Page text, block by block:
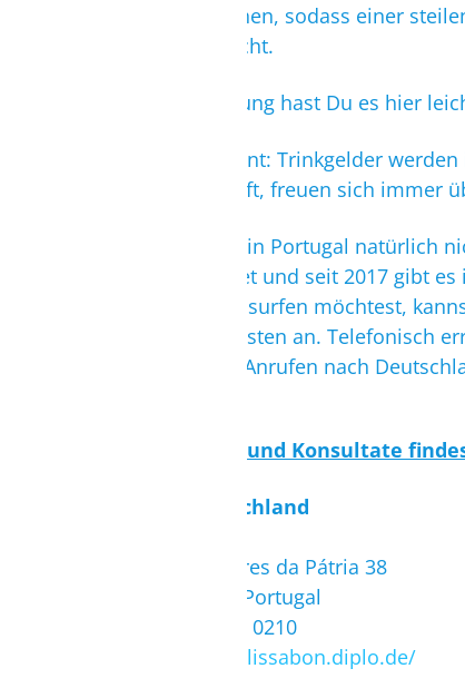
Englisch gesprochen, sodass einer
Englisch gut zurecht.
In Sachen Bezahlung hast Du es hier
Apropos Restaurant: Trinkgelder
Kitesurf-Unterkunft, freuen sich immer
Surfen kannst Du in Portugal natürlich
WLAN ausgestattet und seit 2017 gibt
telefonieren oder surfen möchtest,
keine weiteren Kosten an. Telefonisch
herausgehenden Anrufen nach
Die Botschaften und Konsultate
Botschaft Deutschland
Campo dos Mártires da Pátria 38
1169-043 Lisboa, Portugal
Tel.: (+351) 21 881 0210
https://lissabon.diplo.de/